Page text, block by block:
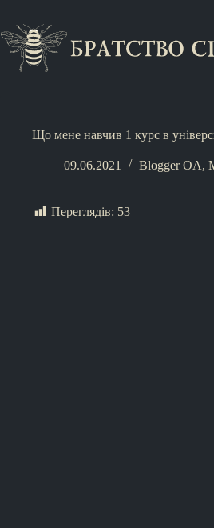
Що мене навчив 1 курс в
09.06.2021 Blogger OA,
Переглядів: 53